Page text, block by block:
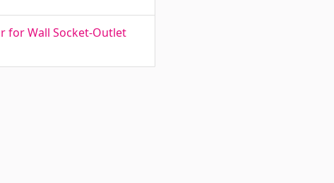
for Wall Socket-Outlet